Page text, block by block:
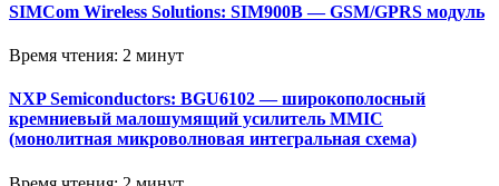
SIMCom Wireless Solutions: SIM900B — GSM/GPRS модуль
Время чтения: 2 минут
NXP Semiconductors: BGU6102 — широкополосный
кремниевый малошумящий усилитель MMIC
(монолитная микроволновая интегральная схема)